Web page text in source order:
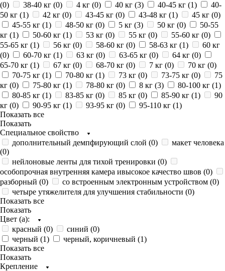
(0) 38-40 кг (0) 4 кг (0) 40 кг (3) 40-45 кг (1)
40-
50 кг (1) 42 кг (0) 43-45 кг (0) 43-48 кг (1) 45 кг (0)
45-55 кг (1) 48-50 кг (0) 5 кг (3) 50 кг (0)
50-55
кг (1) 50-60 кг (1) 53 кг (0) 55 кг (0) 55-60 кг (0)
55-65 кг (1) 56 кг (0) 58-60 кг (0) 58-63 кг (1)
60 кг
(0) 60-70 кг (1) 63 кг (0) 63-65 кг (0) 64 кг (0)
65-70 кг (1) 67 кг (0) 68-70 кг (0) 7 кг (0) 70 кг (0)
70-75 кг (1) 70-80 кг (1) 73 кг (0) 73-75 кг (0)
75
кг (0) 75-80 кг (1) 78-80 кг (0) 8 кг (3) 80-100 кг (1)
80-85 кг (1) 83-85 кг (0) 85 кг (0) 85-90 кг (1)
90
кг (0) 90-95 кг (1) 93-95 кг (0) 95-110 кг (1)
Показать все
Показать
Специальное свойство
дополнительный демпфирующий слой (0)
макет человека
(0)
нейлоновые ленты для тихой тренировки (0)
особопрочная внутренняя камера ивысокое качество швов (0)
разборный (0) со встроенным электронным устройством (0)
четыре утяжелителя для улучшения стабильности (0)
Показать все
Показать
Цвет (а):
красный (0) синий (0)
черный (1) черный, коричневый (1)
Показать все
Показать
Крепление